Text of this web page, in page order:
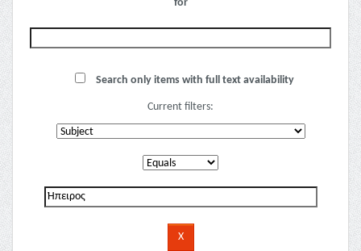
for
Search only items with full text availability
Current filters: